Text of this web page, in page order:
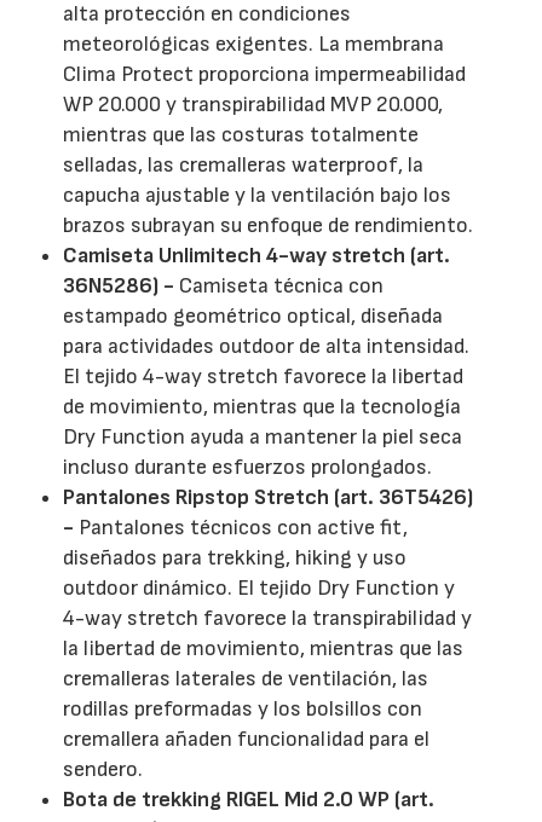
alta protección en condiciones
meteorológicas exigentes. La membrana
Clima Protect proporciona impermeabilidad
WP 20.000 y transpirabilidad MVP 20.000,
mientras que las costuras totalmente
selladas, las cremalleras waterproof, la
capucha ajustable y la ventilación bajo los
brazos subrayan su enfoque de rendimiento.
Camiseta Unlimitech 4-way stretch (art.
36N5286) - Camiseta técnica con
estampado geométrico optical, diseñada
para actividades outdoor de alta intensidad.
El tejido 4-way stretch favorece la libertad
de movimiento, mientras que la tecnología
Dry Function ayuda a mantener la piel seca
incluso durante esfuerzos prolongados.
Pantalones Ripstop Stretch (art. 36T5426)
- Pantalones técnicos con active fit,
diseñados para trekking, hiking y uso
outdoor dinámico. El tejido Dry Function y
4-way stretch favorece la transpirabilidad y
la libertad de movimiento, mientras que las
cremalleras laterales de ventilación, las
rodillas preformadas y los bolsillos con
cremallera añaden funcionalidad para el
sendero.
Bota de trekking RIGEL Mid 2.0 WP (art.